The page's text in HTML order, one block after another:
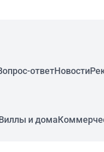
ответНовости
и дома